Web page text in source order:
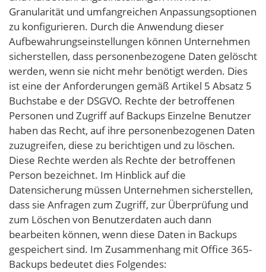
Granularität und umfangreichen Anpassungsoptionen
zu konfigurieren. Durch die Anwendung dieser
Aufbewahrungseinstellungen können Unternehmen
sicherstellen, dass personenbezogene Daten gelöscht
werden, wenn sie nicht mehr benötigt werden. Dies
ist eine der Anforderungen gemäß Artikel 5 Absatz 5
Buchstabe e der DSGVO. Rechte der betroffenen
Personen und Zugriff auf Backups Einzelne Benutzer
haben das Recht, auf ihre personenbezogenen Daten
zuzugreifen, diese zu berichtigen und zu löschen.
Diese Rechte werden als Rechte der betroffenen
Person bezeichnet. Im Hinblick auf die
Datensicherung müssen Unternehmen sicherstellen,
dass sie Anfragen zum Zugriff, zur Überprüfung und
zum Löschen von Benutzerdaten auch dann
bearbeiten können, wenn diese Daten in Backups
gespeichert sind. Im Zusammenhang mit Office 365-
Backups bedeutet dies Folgendes: